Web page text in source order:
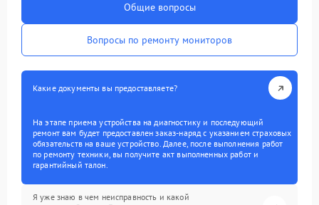
Общие вопросы
Вопросы по ремонту мониторов
Какие документы вы предоставляете?
На этапе приема устройства на диагностику и последующий
ремонт вам будет предоставлен заказ-наряд с указанием страховых
обязательств на ваше устройство. Далее, после выполнения работ
по ремонту техники, вы получите акт выполненных работ и
гарантийный талон.
Я уже знаю в чем неисправность и какой